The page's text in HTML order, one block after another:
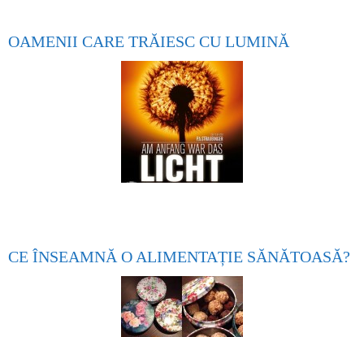
OAMENII CARE TRĂIESC CU LUMINĂ
CE ÎNSEAMNĂ O ALIMENTAȚIE SĂNĂTOASĂ?